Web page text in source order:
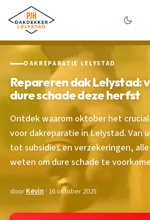
DAKREPARATIE LELYSTAD
Repareren dak Lelystad:
dure schade deze herfst
Ontdek waarom oktober het
voor dakreparatie in Lelystad. Van
tot subsidies en verzekeringen,
weten om dure schade te
doorKevin · 16 oktober 2025